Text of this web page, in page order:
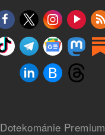
Dotekománie Premium